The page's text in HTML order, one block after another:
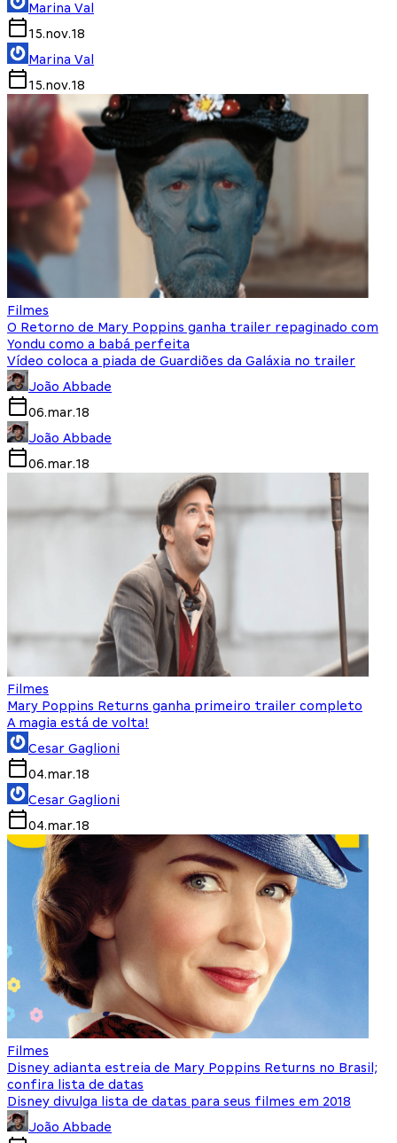
Marina Val
15.nov.18
Marina Val
15.nov.18
Filmes
O Retorno de Mary Poppins ganha trailer repaginado com
Yondu como a babá perfeita
Vídeo coloca a piada de Guardiões da Galáxia no trailer
João Abbade
06.mar.18
João Abbade
06.mar.18
Filmes
Mary Poppins Returns ganha primeiro trailer completo
A magia está de volta!
Cesar Gaglioni
04.mar.18
Cesar Gaglioni
04.mar.18
Filmes
Disney adianta estreia de Mary Poppins Returns no Brasil;
confira lista de datas
Disney divulga lista de datas para seus filmes em 2018
João Abbade